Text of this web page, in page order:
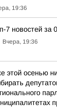
19:36
7 новостей за
Вчера, 19:36
этой осенью